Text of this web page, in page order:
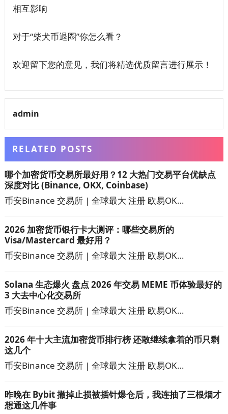
相互影响
对于“柴犬币退圈”你怎么看？
欢迎留下您的意见，我们将精选优质留言进行展示！
admin
RELATED POSTS
哪个加密货币交易所最好用？12 大热门交易平台优缺点
深度对比 (Binance, OKX, Coinbase)
币安Binance 交易所 | 全球最大 注册 欧易OK…
2026 加密货币银行卡大测评：哪些交易所的
Visa/Mastercard 最好用？
币安Binance 交易所 | 全球最大 注册 欧易OK…
Solana 生态爆火 盘点 2026 年交易 MEME 币体验最好的
3 大去中心化交易所
币安Binance 交易所 | 全球最大 注册 欧易OK…
2026 年十大主流加密货币排行榜 还敢继续拿着的币只剩
这几个
币安Binance 交易所 | 全球最大 注册 欧易OK…
昨晚在 Bybit 撤掉止损被插针爆仓后，我连抽了三根烟才
想通这几件事